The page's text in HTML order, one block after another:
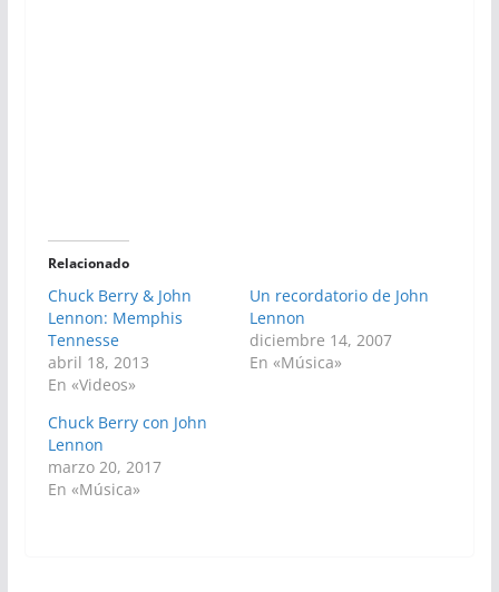
Relacionado
Chuck Berry & John
Lennon: Memphis
Tennesse
abril 18, 2013
En «Videos»
Un recordatorio de John
Lennon
diciembre 14, 2007
En «Música»
Chuck Berry con John
Lennon
marzo 20, 2017
En «Música»